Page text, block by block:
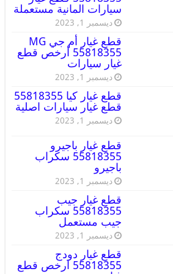
سيارات المانية مستعملة
ديسمبر 1, 2023
قطع غيار أم جي MG
55818355 أرخص قطع
غيار سيارات
ديسمبر 1, 2023
قطع غيار كيا 55818355
قطع غيار سيارات اصلية
ديسمبر 1, 2023
قطع غيار باجيرو
55818355 سكراب
باجيرو
ديسمبر 1, 2023
قطع غيار جيب
55818355 سكراب
جيب مستعمل
ديسمبر 1, 2023
قطع غيار دودج
55818355 ارخص قطع